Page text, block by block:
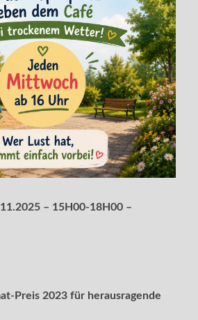
– 15H00-18H00 –
Preis 2023 für herausragende